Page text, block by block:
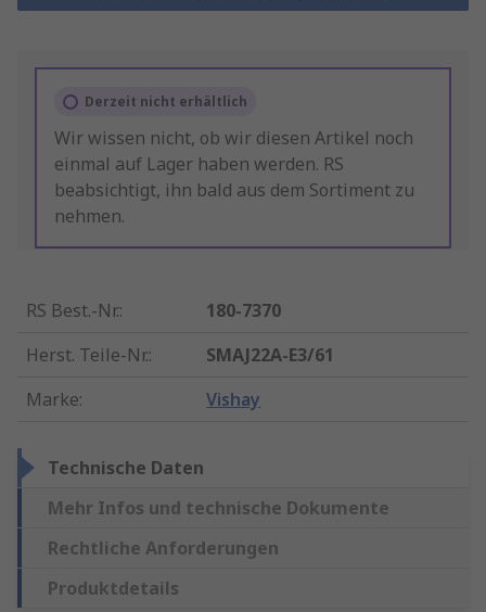
Derzeit nicht erhältlich
Wir wissen nicht, ob wir diesen Artikel noch
einmal auf Lager haben werden. RS
beabsichtigt, ihn bald aus dem Sortiment zu
nehmen.
RS Best.-Nr.:
180-7370
Herst. Teile-Nr.:
SMAJ22A-E3/61
Marke: Vishay
Technische Daten
Mehr Infos und technische Dokumente
Rechtliche Anforderungen
Produktdetails